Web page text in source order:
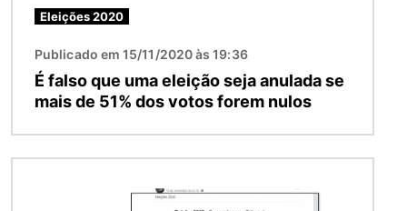
Eleições 2020
Publicado em 15/11/2020 às 19:36
É falso que uma eleição seja anulada se
mais de 51% dos votos forem nulos